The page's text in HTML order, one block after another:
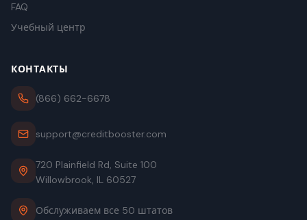
FAQ
Учебный центр
КОНТАКТЫ
(866) 662-6678
support@creditbooster.com
720 Plainfield Rd, Suite 100
Willowbrook, IL 60527
Обслуживаем все 50 штатов